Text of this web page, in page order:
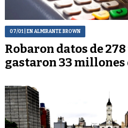
07/01| EN ALMIRANTE BROWN
Robaron datos de
gastaron 33 millones